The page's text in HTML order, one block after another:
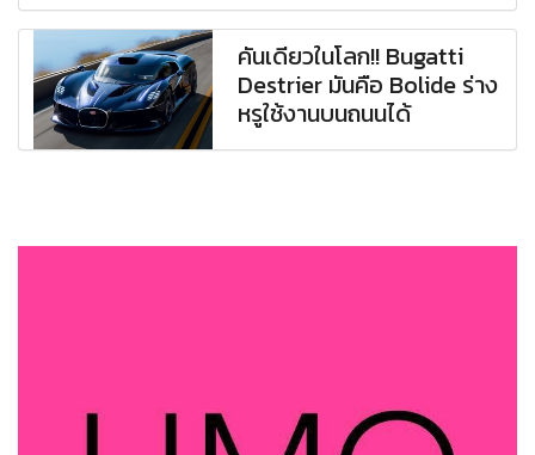
คันเดียวในโลก!! Bugatti
Destrier มันคือ Bolide ร่าง
หรูใช้งานบนถนนได้